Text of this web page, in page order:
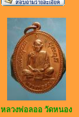
หลวงพ่อลออ วัดหนอง